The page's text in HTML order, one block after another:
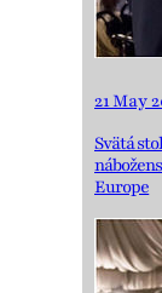
21 May
Svätá
Europe